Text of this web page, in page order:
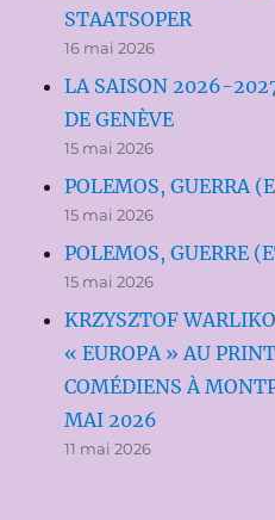
STAATSOPER
16 mai 2026
LA SAISON 2026-
DE GENÈVE
15 mai 2026
POLEMOS, GUERRA
15 mai 2026
POLEMOS, GUERRE
15 mai 2026
KRZYSZTOF
« EUROPA » AU
COMÉDIENS À
MAI 2026
11 mai 2026